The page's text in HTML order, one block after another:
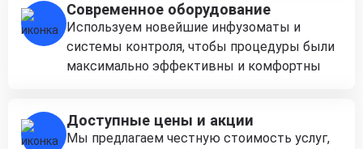
Современное оборудование
Используем новейшие инфузоматы и
системы контроля, чтобы процедуры были
максимально эффективны и комфортны
Доступные цены и акции
Мы предлагаем честную стоимость услуг,